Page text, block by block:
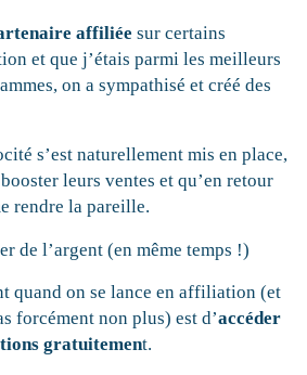
affiliée sur certains
et que j’étais parmi les meilleurs
on a sympathisé et créé des
s’est naturellement mis en place,
leurs ventes et qu’en retour
rendre la pareille.
de l’argent (en même temps !)
quand on se lance en affiliation (et
forcément non plus) est d’accéder
gratuitement.